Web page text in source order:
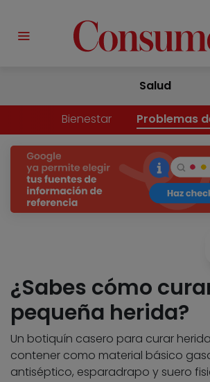
Salud
Bienestar Problemas
¿Sabes cómo
pequeña herida?
Un botiquín casero para curar
contener como material básico
antiséptico, esparadrapo y suero